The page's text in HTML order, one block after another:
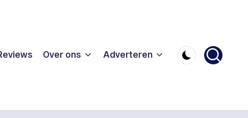
Over ons Adverteren